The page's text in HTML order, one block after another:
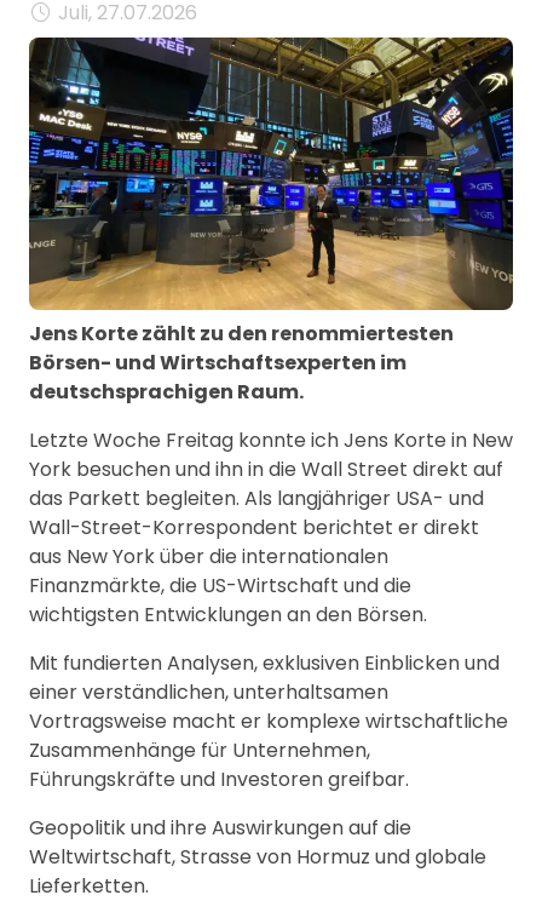
Juli, 27.07.2026
Jens Korte zählt zu den renommiertesten
Börsen- und Wirtschaftsexperten im
deutschsprachigen Raum.
Letzte Woche Freitag konnte ich Jens Korte in New
York besuchen und ihn in die Wall Street direkt auf
das Parkett begleiten. Als langjähriger USA- und
Wall-Street-Korrespondent berichtet er direkt
aus New York über die internationalen
Finanzmärkte, die US-Wirtschaft und die
wichtigsten Entwicklungen an den Börsen.
Mit fundierten Analysen, exklusiven Einblicken und
einer verständlichen, unterhaltsamen
Vortragsweise macht er komplexe wirtschaftliche
Zusammenhänge für Unternehmen,
Führungskräfte und Investoren greifbar.
Geopolitik und ihre Auswirkungen auf die
Weltwirtschaft, Strasse von Hormuz und globale
Lieferketten.